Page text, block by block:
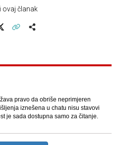
ovaj članak
pravo da obriše neprimjeren
iznešena u chatu nisu stavovi
je sada dostupna samo za čitanje.